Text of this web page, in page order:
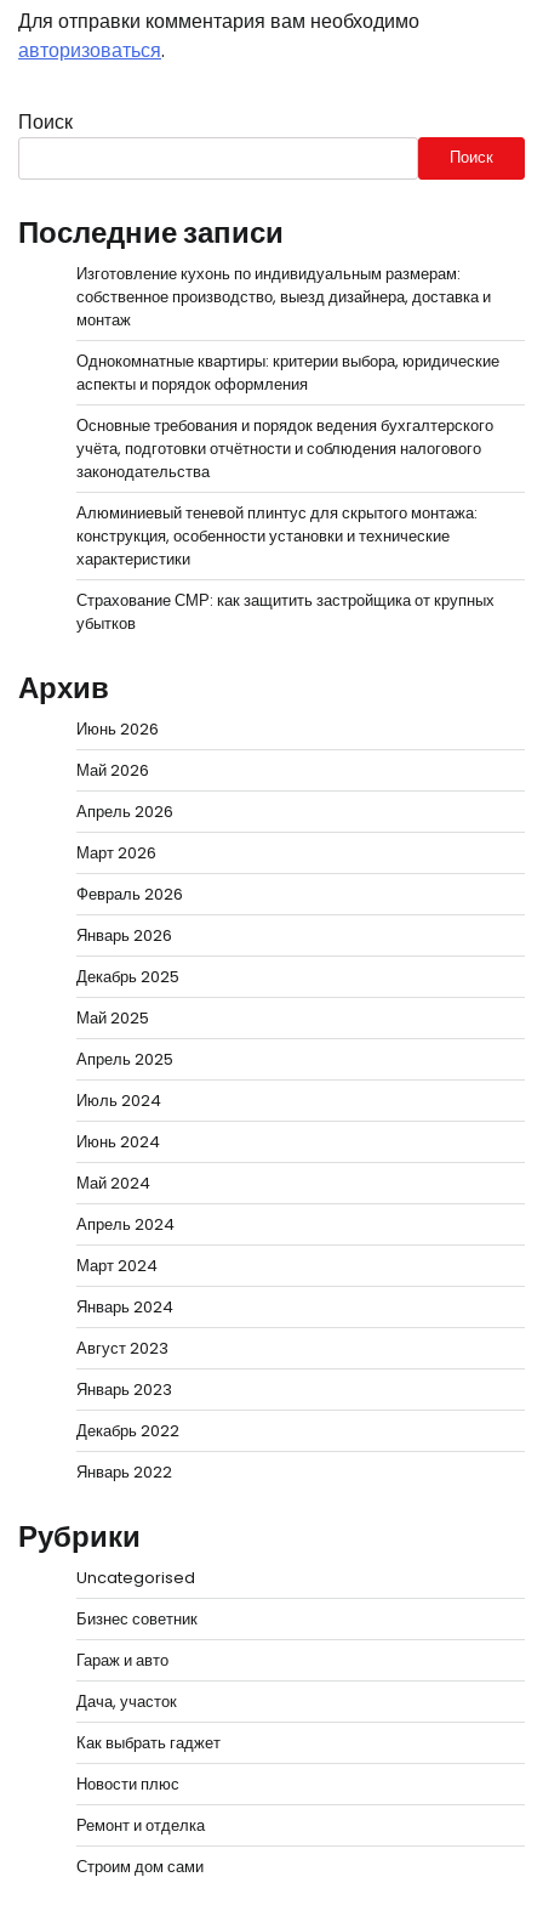
Для отправки комментария вам необходимо
авторизоваться.
Поиск
Поиск
Последние записи
Изготовление кухонь по индивидуальным размерам:
собственное производство, выезд дизайнера, доставка и
монтаж
Однокомнатные квартиры: критерии выбора, юридические
аспекты и порядок оформления
Основные требования и порядок ведения бухгалтерского
учёта, подготовки отчётности и соблюдения налогового
законодательства
Алюминиевый теневой плинтус для скрытого монтажа:
конструкция, особенности установки и технические
характеристики
Страхование СМР: как защитить застройщика от крупных
убытков
Архив
Июнь 2026
Май 2026
Апрель 2026
Март 2026
Февраль 2026
Январь 2026
Декабрь 2025
Май 2025
Апрель 2025
Июль 2024
Июнь 2024
Май 2024
Апрель 2024
Март 2024
Январь 2024
Август 2023
Январь 2023
Декабрь 2022
Январь 2022
Рубрики
Uncategorised
Бизнес советник
Гараж и авто
Дача, участок
Как выбрать гаджет
Новости плюс
Ремонт и отделка
Строим дом сами